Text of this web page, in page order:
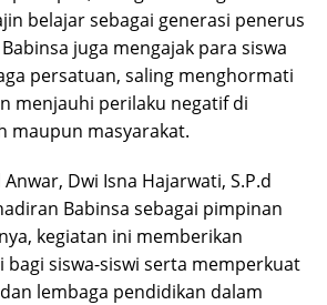
belajar sebagai generasi penerus
juga mengajak para siswa
persatuan, saling menghormati
menjauhi perilaku negatif di
maupun masyarakat.
Dwi Isna Hajarwati, S.P.d
Babinsa sebagai pimpinan
kegiatan ini memberikan
siswa-siswi serta memperkuat
lembaga pendidikan dalam